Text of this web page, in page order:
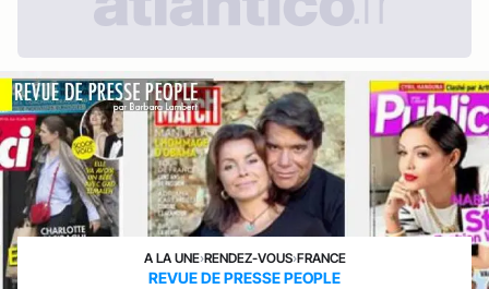
A LA UNE›RENDEZ-VOUS›FRANCE
REVUE DE PRESSE PEOPLE